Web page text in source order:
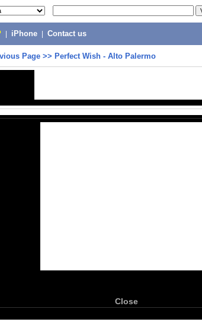
iPhone Contact us
Page >> Perfect Wish - Alto Palermo
Close